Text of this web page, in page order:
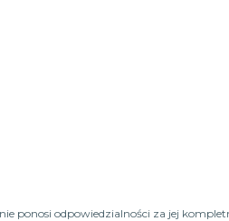
ponosi odpowiedzialności za jej